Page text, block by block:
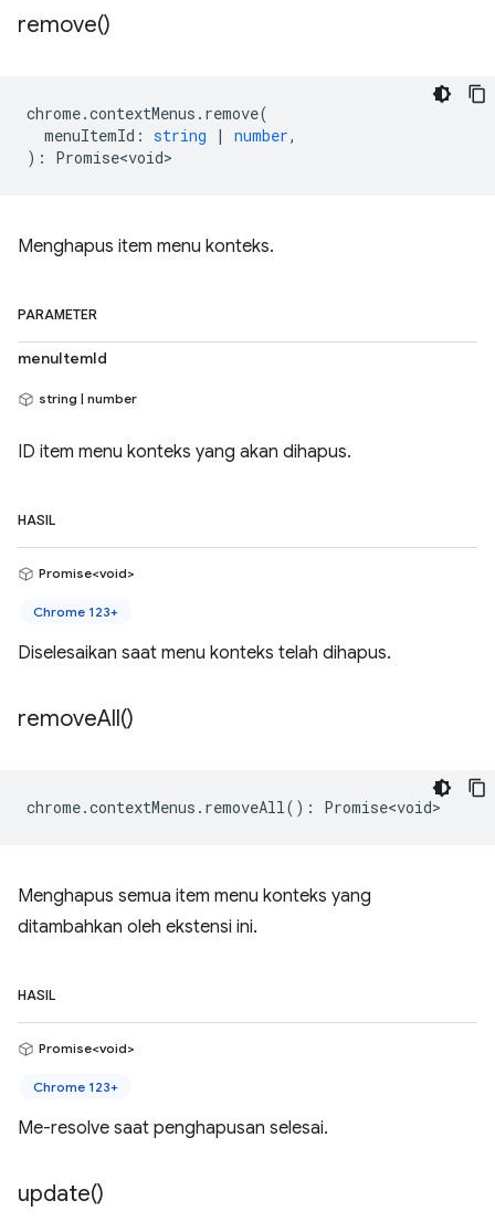
remove()
chrome.contextMenus . remove(
menuItemId : string | number,
) : Promise<void>
Menghapus item menu konteks.
PARAMETER
menuItemId
string | number
ID item menu konteks yang akan dihapus.
HASIL
Promise<void>
Chrome 123+
Diselesaikan saat menu konteks telah dihapus.
removeAll()
chrome.contextMenus . removeAll() : Promise<void>
Menghapus semua item menu konteks yang
ditambahkan oleh ekstensi ini.
HASIL
Promise<void>
Chrome 123+
Me-resolve saat penghapusan selesai.
update()